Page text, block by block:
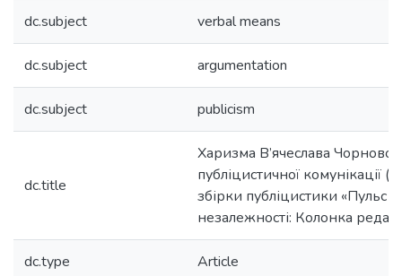
dc.subject verbal means
dc.subject argumentation
dc.subject publicism
dc.title
Харизма В’ячеслава
публіцистичної комунікації
збірки публіцистики «Пульс
незалежності: Колонка
dc.type Article